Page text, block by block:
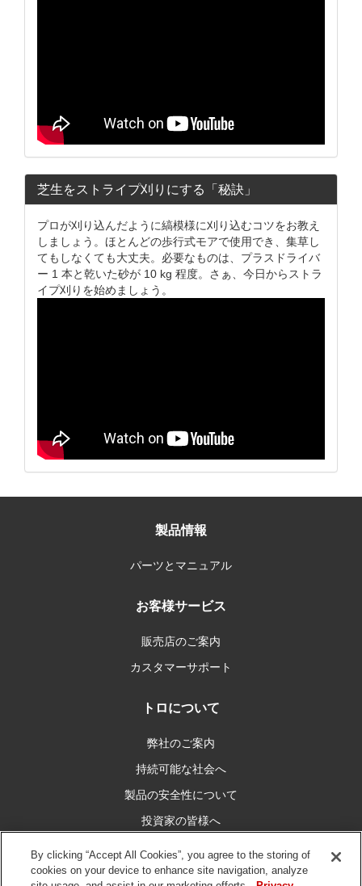
芝生をストライプ刈りにする「秘訣」
プロが刈り込んだように縞模様に刈り込むコツをお教え
しましょう。ほとんどの歩行式モアで使用でき、集草し
てもしなくても大丈夫。必要なものは、プラスドライバ
ー 1 本と乾いた砂が 10 kg 程度。さぁ、今日からストラ
イプ刈りを始めましょう。
製品情報
パーツとマニュアル
お客様サービス
販売店のご案内
カスタマーサポート
トロについて
弊社のご案内
持続可能な社会へ
製品の安全性について
投資家の皆様へ
By clicking “Accept All Cookies”, you agree to the storing of
cookies on your device to enhance site navigation, analyze